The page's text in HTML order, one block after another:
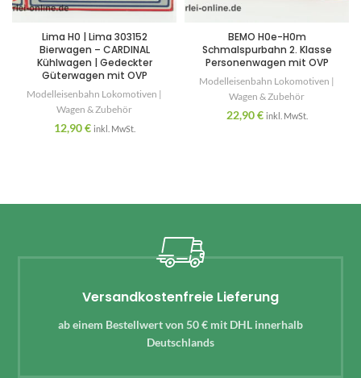
Lima H0 | Lima 303152
Bierwagen – CARDINAL
Kühlwagen | Gedeckter
Güterwagen mit OVP
Modelleisenbahn Lokomotiven |
Wagen & Zubehör
12,90€ inkl. MwSt.
BEMO H0e-H0m
Schmalspurbahn 2. Klasse
Personenwagen mit OVP
Modelleisenbahn Lokomotiven |
Wagen & Zubehör
22,90€ inkl. MwSt.
Versandkostenfreie Lieferung
ab einem Bestellwert von 50 € mit DHL innerhalb
Deutschlands